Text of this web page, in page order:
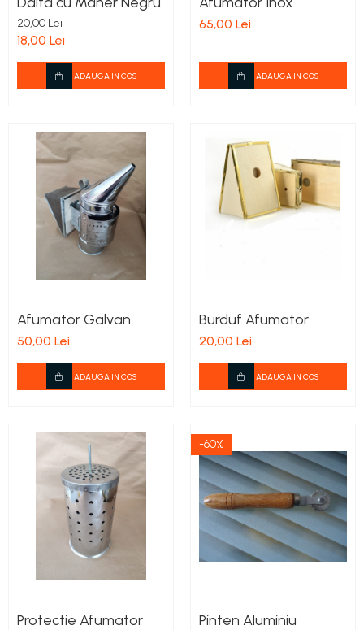
Stupi Vopsiti
Vopsea/intretinere stupi
20,00 Lei
18,00 Lei
ADAUGA IN COS
65,00 Lei
ADAUGA IN COS
Afumator Galvan
50,00 Lei
ADAUGA IN COS
Burduf Afumator
20,00 Lei
ADAUGA IN COS
Protectie Afumator
-60%
Pinten Aluminiu